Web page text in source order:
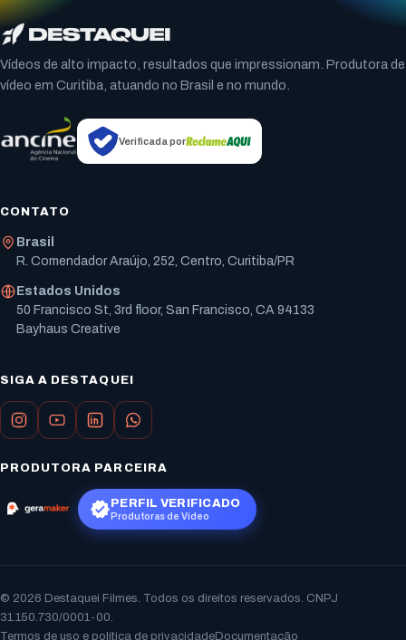
Vídeos de alto impacto, resultados que impressionam. Produtora de
vídeo em Curitiba, atuando no Brasil e no mundo.
Verificada por
CONTATO
Brasil
R. Comendador Araújo, 252, Centro, Curitiba/PR
Estados Unidos
50 Francisco St, 3rd floor, San Francisco, CA 94133
Bayhaus Creative
SIGA A DESTAQUEI
PRODUTORA PARCEIRA
PERFIL VERIFICADO
Produtoras de Vídeo
© 2026 Destaquei Filmes. Todos os direitos reservados. CNPJ
31.150.730/0001-00.
Termos de uso e política de privacidadeDocumentação